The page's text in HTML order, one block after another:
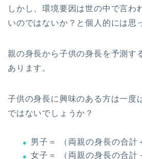
しかし、環境要因は世の中で言わ
いのではないか？と個人的には思
親の身長から子供の身長を予測す
あります。
子供の身長に興味のある方は一度
ではないでしょうか？
男子＝ （両親の身長の合計
女子＝ （両親の身長の合計